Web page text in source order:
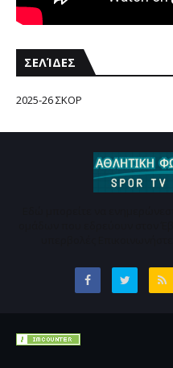
ΣΕΛΊΔΕΣ
2025-26 ΣΚΟΡ